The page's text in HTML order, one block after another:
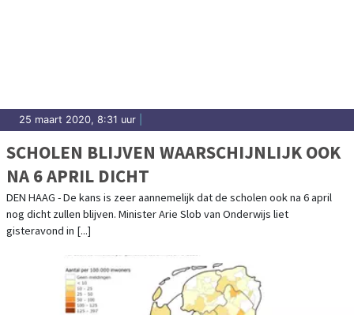
25 maart 2020, 8:31 uur
SCHOLEN BLIJVEN WAARSCHIJNLIJK OOK
NA 6 APRIL DICHT
DEN HAAG - De kans is zeer aannemelijk dat de scholen ook na 6 april
nog dicht zullen blijven. Minister Arie Slob van Onderwijs liet
gisteravond in [...]